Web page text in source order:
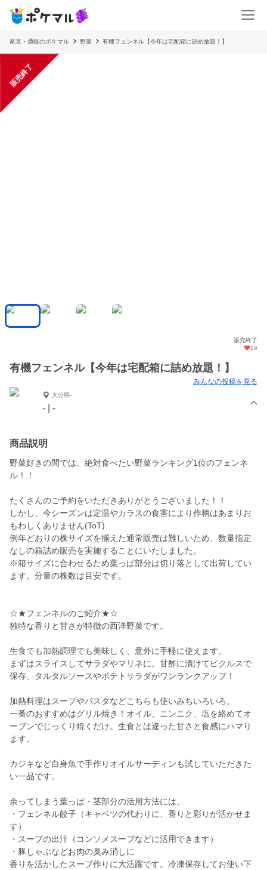
産直・通販のポケマル 野菜 有機フェンネル【今年は宅配箱に詰め放題！】
販売終了
販売終了
16
有機フェンネル【今年は宅配箱に詰め放題！】
みんなの投稿を見る
大分県-
- | -
商品説明
野菜好きの間では、絶対食べたい野菜ランキング1位のフェンネ
ル！！
たくさんのご予約をいただきありがとうございました！！
しかし、今シーズンは定温やカラスの食害により作柄はあまりお
もわしくありません(ToT)
例年どおりの株サイズを揃えた通常販売は難しいため、数量指定
なしの箱詰め販売を実施することにいたしました。
※箱サイズに合わせるため葉っぱ部分は切り落として出荷してい
ます。分量の株数は目安です。
☆★フェンネルのご紹介★☆
独特な香りと甘さが特徴の西洋野菜です。
生食でも加熱調理でも美味しく、意外に手軽に使えます。
まずはスライスしてサラダやマリネに。甘酢に漬けてピクルスで
保存、タルタルソースやポテトサラダがワンランクアップ！
加熱料理はスープやパスタなどこちらも使いみちいろいろ。
一番のおすすめはグリル焼き！オイル、ニンニク、塩を絡めてオ
ーブンでじっくり焼くだけ。生食とは違った甘さと食感にハマり
ます。
カジキなど白身魚で手作りオイルサーディンも試していただきた
い一品です。
余ってしまう葉っぱ・茎部分の活用方法には、
・フェンネル餃子（キャベツの代わりに、香りと彩りが活かせま
す）
・スープの出汁（コンソメスープなどに活用できます）
・豚しゃぶなどお肉の臭み消しに
香りを活かしたスープ作りに大活躍です。冷凍保存してお使い下